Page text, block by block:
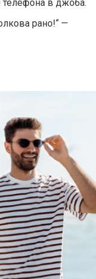
телефона в джоба.
рано!“ —